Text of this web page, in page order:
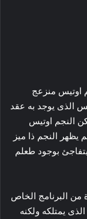
اوتيس منزعج
الذى يوجد به عقد
النجم اوتيس
النجم ذا ميز
بوجود طعلم
من البرنامج الخاص
يمتلكه ولكنه